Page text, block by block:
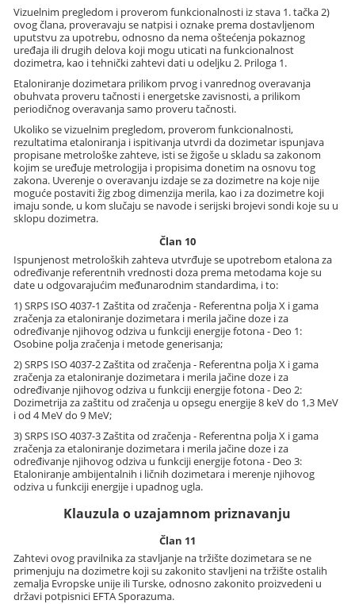
Vizuelnim pregledom i proverom funkcionalnosti iz stava 1. tačka 2)
ovog člana, proveravaju se natpisi i oznake prema dostavljenom
uputstvu za upotrebu, odnosno da nema oštećenja pokaznog
uređaja ili drugih delova koji mogu uticati na funkcionalnost
dozimetra, kao i tehnički zahtevi dati u odeljku 2. Priloga 1.
Etaloniranje dozimetara prilikom prvog i vanrednog overavanja
obuhvata proveru tačnosti i energetske zavisnosti, a prilikom
periodičnog overavanja samo proveru tačnosti.
Ukoliko se vizuelnim pregledom, proverom funkcionalnosti,
rezultatima etaloniranja i ispitivanja utvrdi da dozimetar ispunjava
propisane metrološke zahteve, isti se žigoše u skladu sa zakonom
kojim se uređuje metrologija i propisima donetim na osnovu tog
zakona. Uverenje o overavanju izdaje se za dozimetre na koje nije
moguće postaviti žig zbog dimenzija merila, kao i za dozimetre koji
imaju sonde, u kom slučaju se navode i serijski brojevi sondi koje su u
sklopu dozimetra.
Član 10
Ispunjenost metroloških zahteva utvrđuje se upotrebom etalona za
određivanje referentnih vrednosti doza prema metodama koje su
date u odgovarajućim međunarodnim standardima, i to:
1) SRPS ISO 4037-1 Zaštita od zračenja - Referentna polja X i gama
zračenja za etaloniranje dozimetara i merila jačine doze i za
određivanje njihovog odziva u funkciji energije fotona - Deo 1:
Osobine polja zračenja i metode generisanja;
2) SRPS ISO 4037-2 Zaštita od zračenja - Referentna polja X i gama
zračenja za etaloniranje dozimetara i merila jačine doze i za
određivanje njihovog odziva u funkciji energije fotona - Deo 2:
Dozimetrija za zaštitu od zračenja u opsegu energije 8 keV do 1,3 MeV
i od 4 MeV do 9 MeV;
3) SRPS ISO 4037-3 Zaštita od zračenja - Referentna polja X i gama
zračenja za etaloniranje dozimetara i merila jačine doze i za
određivanje njihovog odziva u funkciji energije fotona - Deo 3:
Etaloniranje ambijentalnih i ličnih dozimetara i merenje njihovog
odziva u funkciji energije i upadnog ugla.
Klauzula o uzajamnom priznavanju
Član 11
Zahtevi ovog pravilnika za stavljanje na tržište dozimetara se ne
primenjuju na dozimetre koji su zakonito stavljeni na tržište ostalih
zemalja Evropske unije ili Turske, odnosno zakonito proizvedeni u
državi potpisnici EFTA Sporazuma.